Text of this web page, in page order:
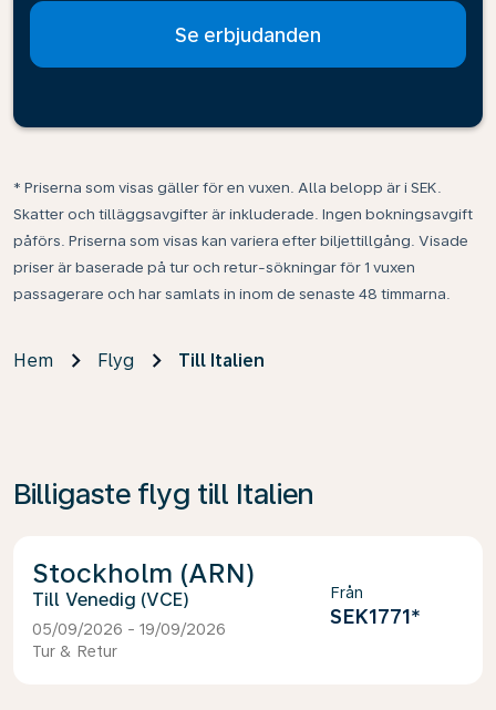
Se erbjudanden
* Priserna som visas gäller för en vuxen. Alla belopp är i SEK.
Skatter och tilläggsavgifter är inkluderade. Ingen bokningsavgift
påförs. Priserna som visas kan variera efter biljettillgång. Visade
priser är baserade på tur och retur-sökningar för 1 vuxen
passagerare och har samlats in inom de senaste 48 timmarna.
Hem Flyg Till Italien
Billigaste flyg till Italien
Stockholm (ARN)
Venedig (VCE)
05/09/2026 - 19/09/2026
Tur & Retur
Från
SEK1771*